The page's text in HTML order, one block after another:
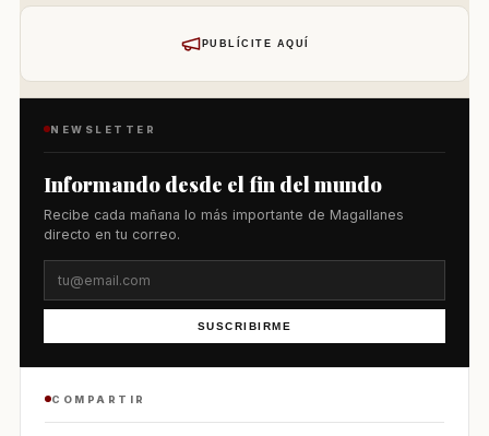
PUBLÍCITE AQUÍ
NEWSLETTER
Informando desde el fin del mundo
Recibe cada mañana lo más importante de Magallanes
directo en tu correo.
SUSCRIBIRME
COMPARTIR